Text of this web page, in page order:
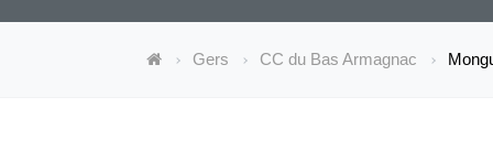
Gers CC du Bas Armagnac